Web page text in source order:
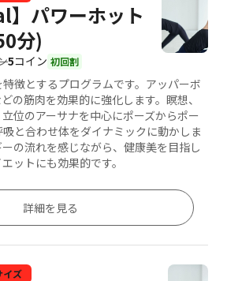
】パワーホット
分)
5コイン 初回割
徴とするプログラムです。アッパーボ
の筋肉を効果的に強化します。瞑想、
位のアーサナを中心にポーズからポー
と合わせ体をダイナミックに動かしま
の流れを感じながら、健康美を目指し
ットにも効果的です。
詳細を見る
イズ